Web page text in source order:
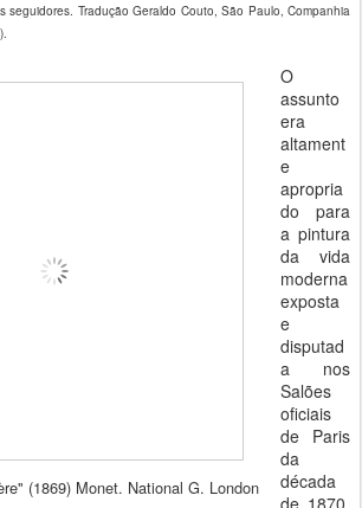
seguidores. Tradução Geraldo Couto, São Paulo, Companhia
(1869) Monet. National G. London
O
assunto
era
altament
e
apropria
do para
a pintura
da vida
moderna
exposta
e
disputad
a nos
Salões
oficiais
de Paris
da
década
de 1870,